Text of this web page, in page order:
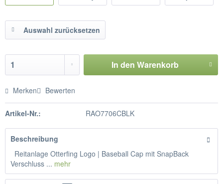
Auswahl zurücksetzen
In den Warenkorb
Merken Bewerten
Artikel-Nr.: RAO7706CBLK
Beschreibung
Reitanlage Otterfing Logo | Baseball Cap mit SnapBack
Verschluss ... mehr